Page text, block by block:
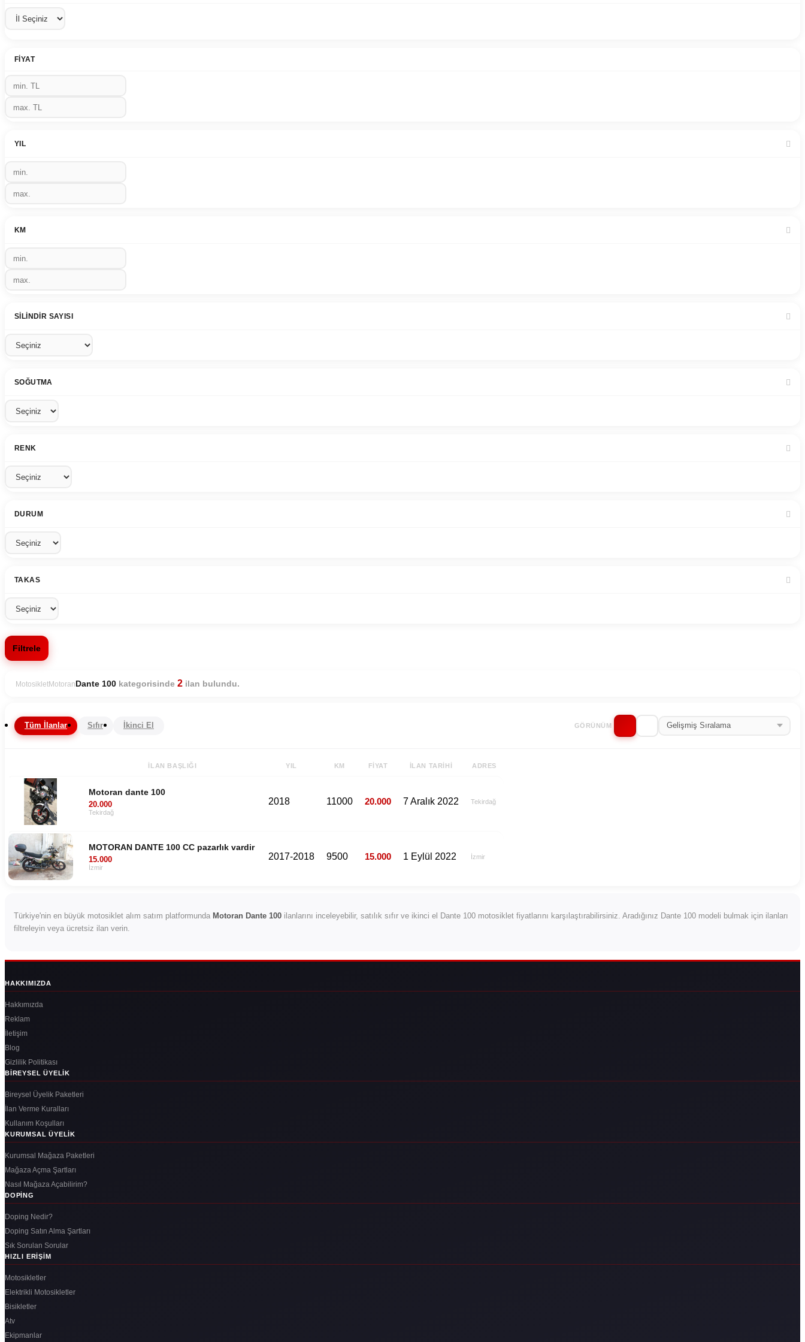
FIYAT
YIL
KM
SILINDIR SAYISI
SOĞUTMA
RENK
DURUM
TAKAS
Filtrele
MotosikletMotoran Dante 100 kategorisinde 2 ilan bulundu.
Tüm İlanlar Sıfır İkinci El GÖRÜNÜM
İLAN BAŞLIĞI YIL KM FIYAT İLAN TARIHI ADRES
Motoran dante 100
20.000
Tekirdağ
2018 11000 20.000 7 Aralık 2022 Tekirdağ
MOTORAN DANTE 100 CC pazarlık vardir
15.000
İzmir
2017-2018 9500 15.000 1 Eylül 2022 İzmir
Türkiye'nin en büyük motosiklet alım satım platformunda Motoran Dante 100 ilanlarını inceleyebilir, satılık sıfır ve ikinci el Dante 100 motosiklet fiyatlarını karşılaştırabilirsiniz. Aradığınız Dante 100 modeli bulmak için ilanları
filtreleyin veya ücretsiz ilan verin.
HAKKIMIZDA
Hakkımızda
Reklam
İletişim
Blog
Gizlilik Politikası
BIREYSEL ÜYELIK
Bireysel Üyelik Paketleri
İlan Verme Kuralları
Kullanım Koşulları
KURUMSAL ÜYELIK
Kurumsal Mağaza Paketleri
Mağaza Açma Şartları
Nasıl Mağaza Açabilirim?
DOPING
Doping Nedir?
Doping Satın Alma Şartları
Sık Sorulan Sorular
HIZLI ERIŞIM
Motosikletler
Elektrikli Motosikletler
Bisikletler
Atv
Ekipmanlar